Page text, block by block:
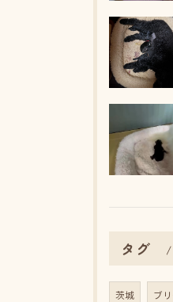
タグ
茨城 ブ